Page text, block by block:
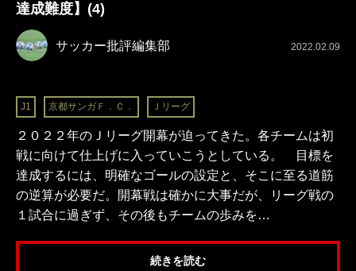
達成難度】(4)
サッカー批評編集部 2022.02.09
J1 京都サンガＦ．Ｃ． Ｊリーグ
２０２２年のＪリーグ開幕が迫ってきた。各チームは初
戦に向けて仕上げに入っていこうとしている。 目標を
達成するには、明確なゴールの設定と、そこに至る道筋
の逆算が必要だ。開幕戦は確かに大事だが、リーグ戦の
１試合に過ぎず、その後もチームの歩みを…
続きを読む